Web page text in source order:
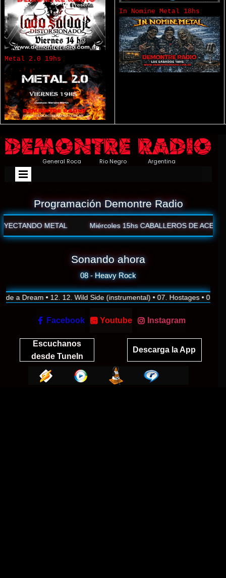
Metal 2.0 19hs
In Nomine Metal 18hs
General Roca Rio Negro Argentina
Programación Demontre Radio
Miércoles 15hs CABALLEROS DE ACERO
Sonando ahora
08 - Heavy Rock
• 12. 12. Wild Side (instrumental) • 07. Hostages • 08 - Life
 Facebook Youtube  Instagram
Escuchanos
desde TuneIn
Descarga la App